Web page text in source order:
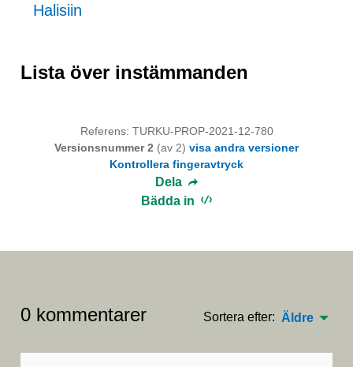
Halisiin
Lista över instämmanden
Referens: TURKU-PROP-2021-12-780
Versionsnummer 2 (av 2) visa andra versioner
Kontrollera fingeravtryck
Dela
Bädda in
0 kommentarer Sortera efter: Äldre